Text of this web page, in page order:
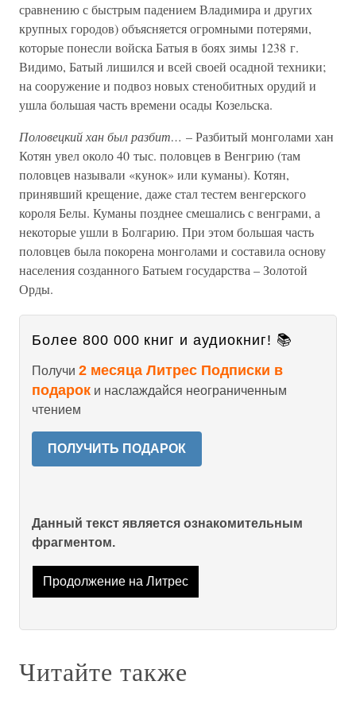
сравнению с быстрым падением Владимира и других
крупных городов) объясняется огромными потерями,
которые понесли войска Батыя в боях зимы 1238 г.
Видимо, Батый лишился и всей своей осадной техники;
на сооружение и подвоз новых стенобитных орудий и
ушла большая часть времени осады Козельска.
Половецкий хан был разбит… – Разбитый монголами хан
Котян увел около 40 тыс. половцев в Венгрию (там
половцев называли «кунок» или куманы). Котян,
принявший крещение, даже стал тестем венгерского
короля Белы. Куманы позднее смешались с венграми, а
некоторые ушли в Болгарию. При этом большая часть
половцев была покорена монголами и составила основу
населения созданного Батыем государства – Золотой
Орды.
Более 800 000 книг и аудиокниг! 📚
Получи 2 месяца Литрес Подписки в
подарок и наслаждайся неограниченным
чтением
ПОЛУЧИТЬ ПОДАРОК
Данный текст является ознакомительным
фрагментом.
Продолжение на Литрес
Читайте также